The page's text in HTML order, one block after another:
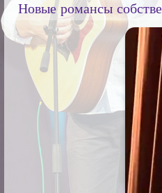
Новые романсы